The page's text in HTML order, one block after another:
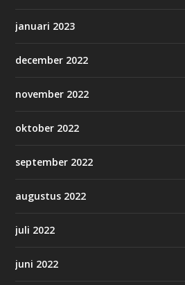
januari 2023
december 2022
november 2022
oktober 2022
september 2022
augustus 2022
juli 2022
juni 2022